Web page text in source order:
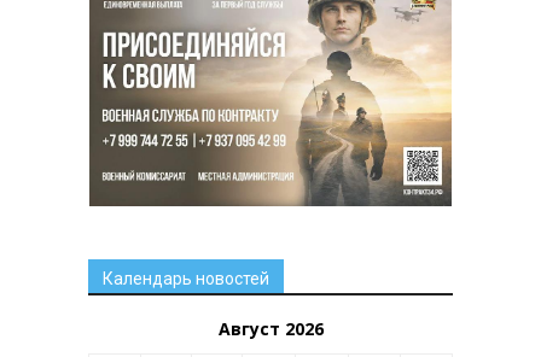
Календарь новостей
Август 2026